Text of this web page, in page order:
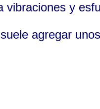
y
agregar